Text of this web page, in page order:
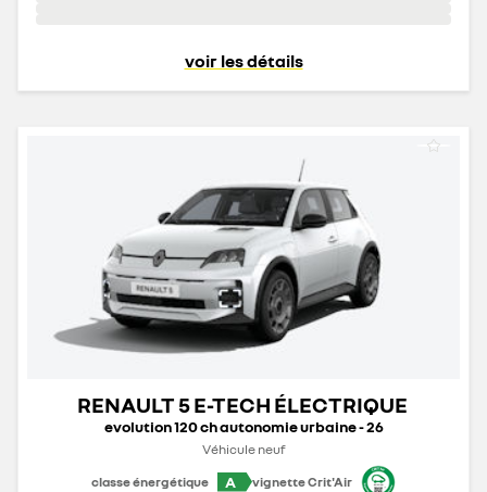
voir les détails
RENAULT 5 E-TECH ÉLECTRIQUE
evolution 120 ch autonomie urbaine - 26
Véhicule neuf
classe énergétique
A vignette Crit'Air